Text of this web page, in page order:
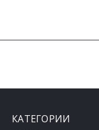
КАТЕГОРИИ